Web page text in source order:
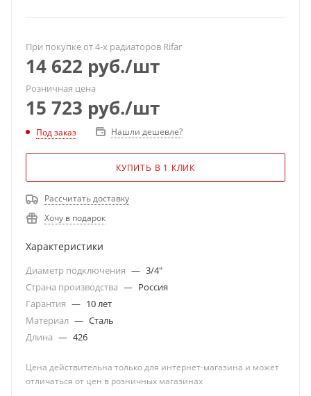
При покупке от 4-х радиаторов Rifar
14 622 руб./шт
Розничная цена
15 723 руб./шт
Под заказ Нашли дешевле?
КУПИТЬ В 1 КЛИК
Рассчитать доставку
Хочу в подарок
Характеристики
Диаметр подключения — 3/4"
Страна производства — Россия
Гарантия — 10 лет
Материал — Сталь
Длина — 426
Цена действительна только для интернет-магазина и может
отличаться от цен в розничных магазинах